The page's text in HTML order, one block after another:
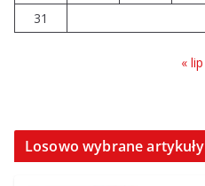
31
« lip
Losowo wybrane artykuły